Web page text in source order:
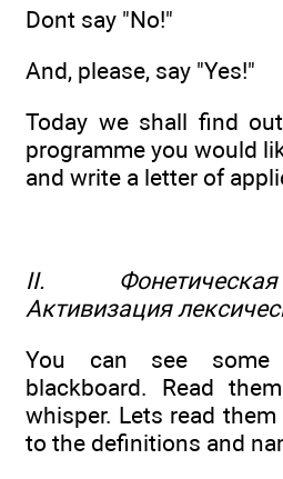
Dont say "No!"
And, please, say "Yes!"
Today we shall find
programme you would
and write a letter of
II.
Активизация
You can see
blackboard. Read
whisper. Lets read
to the definitions and